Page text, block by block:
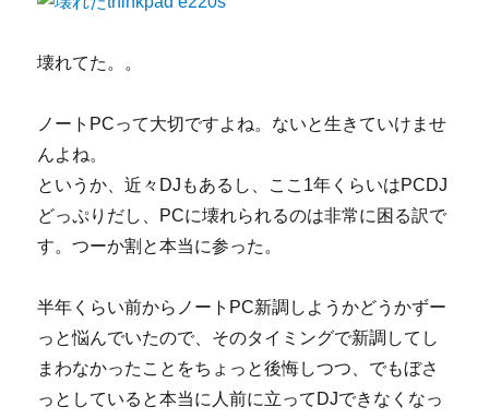
に
た
と
い
に
壊れてた。。
ノートPCって大切ですよね。ないと生きていけませ
んよね。
というか、近々DJもあるし、ここ1年くらいはPCDJ
どっぷりだし、PCに壊れられるのは非常に困る訳で
す。つーか割と本当に参った。
半年くらい前からノートPC新調しようかどうかずー
っと悩んでいたので、そのタイミングで新調してし
まわなかったことをちょっと後悔しつつ、でもぼさ
っとしていると本当に人前に立ってDJできなくなっ